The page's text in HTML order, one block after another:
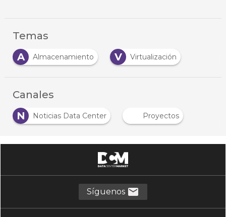
Temas
A
Almacenamiento V Virtualización
Canales
N
Noticias Data Center Proyectos
Síguenos